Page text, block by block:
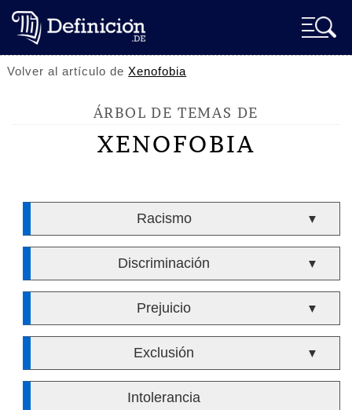
Volver al artículo deXenofobia
ÁRBOL DE TEMAS DE
XENOFOBIA
Racismo ▼
Discriminación ▼
Prejuicio ▼
Exclusión ▼
Intolerancia